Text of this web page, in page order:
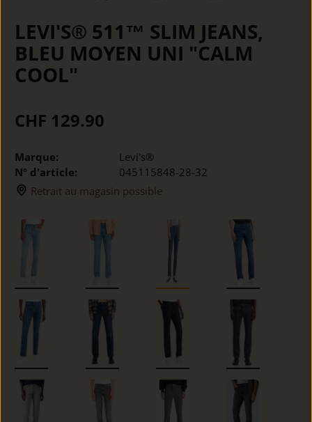
LEVI'S® 511™ SLIM JEANS,
BLEU MOYEN UNI "CALM
COOL"
CHF 129.90
Marque:
Levi's®
Nº d'article:
045115848-28-32
Retrait au magasin possible